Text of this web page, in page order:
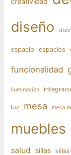
diseño
espacio espacios
funcionalidad
iluminación
luz mesa mesa
muebles
salud sillas